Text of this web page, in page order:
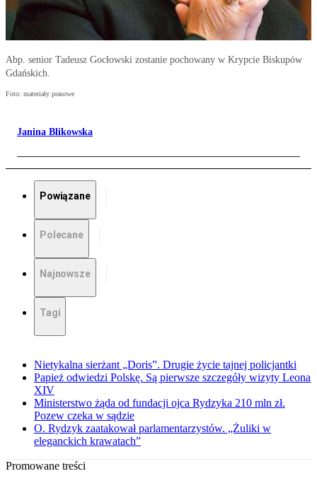
Abp. senior Tadeusz Gocłowski zostanie pochowany w Krypcie Biskupów
Gdańskich.
Foto: materiały prasowe
Janina Blikowska
Powiązane
Polecane
Najnowsze
Tagi
Nietykalna sierżant „Doris”. Drugie życie tajnej policjantki
Papież odwiedzi Polskę. Są pierwsze szczegóły wizyty Leona
XIV
Ministerstwo żąda od fundacji ojca Rydzyka 210 mln zł.
Pozew czeka w sądzie
O. Rydzyk zaatakował parlamentarzystów. „Żuliki w
eleganckich krawatach”
Promowane treści